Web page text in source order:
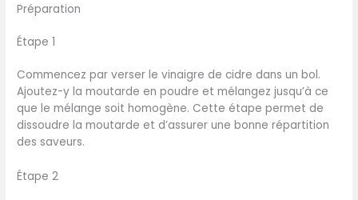
Préparation
Étape 1
Commencez par verser le vinaigre de cidre dans un bol.
Ajoutez-y la moutarde en poudre et mélangez jusqu’à ce
que le mélange soit homogène. Cette étape permet de
dissoudre la moutarde et d’assurer une bonne répartition
des saveurs.
Étape 2